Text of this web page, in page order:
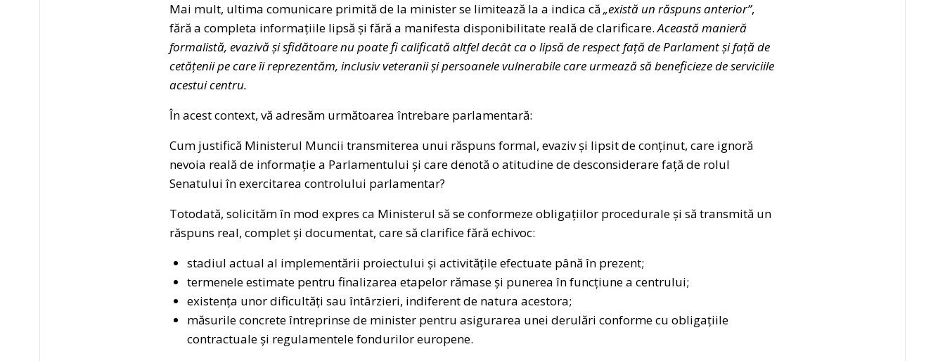
Mai mult, ultima comunicare primită de la minister se limitează la a indica că „există un răspuns anterior”,
fără a completa informațiile lipsă și fără a manifesta disponibilitate reală de clarificare.Această manieră
formalistă, evazivă și sfidătoare nu poate fi calificată altfel decât ca o lipsă de respect față de Parlament și față de
cetățenii pe care îi reprezentăm, inclusiv veteranii și persoanele vulnerabile care urmează să beneficieze de serviciile
acestui centru.
În acest context, vă adresăm următoarea întrebare parlamentară:
Cum justifică Ministerul Muncii transmiterea unui răspuns formal, evaziv și lipsit de conținut, care ignoră
nevoia reală de informație a Parlamentului și care denotă o atitudine de desconsiderare față de rolul
Senatului în exercitarea controlului parlamentar?
Totodată, solicităm în mod expres ca Ministerul să se conformeze obligațiilor procedurale și să transmită un
răspuns real, complet și documentat, care să clarifice fără echivoc:
stadiul actual al implementării proiectului și activitățile efectuate până în prezent;
termenele estimate pentru finalizarea etapelor rămase și punerea în funcțiune a centrului;
existența unor dificultăți sau întârzieri, indiferent de natura acestora;
măsurile concrete întreprinse de minister pentru asigurarea unei derulări conforme cu obligațiile
contractuale și regulamentele fondurilor europene.